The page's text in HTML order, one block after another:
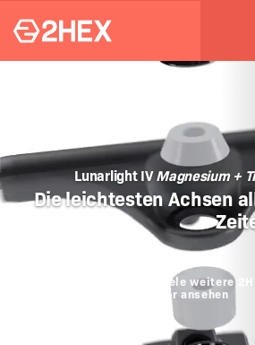
Lunarlight IVMagnesium +
Die leichtesten Achsen
Dieses und viele weitere
Muster ansehen